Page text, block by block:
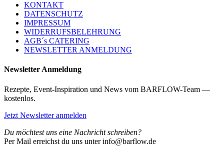
KONTAKT
DATENSCHUTZ
IMPRESSUM
WIDERRUFSBELEHRUNG
AGB´s CATERING
NEWSLETTER ANMELDUNG
Newsletter Anmeldung
Rezepte, Event-Inspiration und News vom BARFLOW-Team —
kostenlos.
Jetzt Newsletter anmelden
Du möchtest uns eine Nachricht schreiben?
Per Mail erreichst du uns unter info@barflow.de